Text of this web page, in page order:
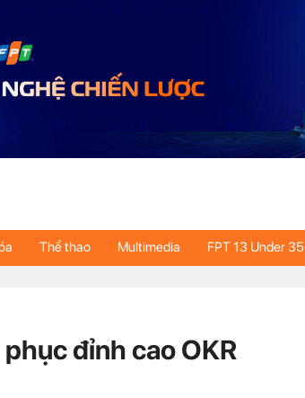
Thể thao Multimedia FPT 13 Under 35
đỉnh cao OKR